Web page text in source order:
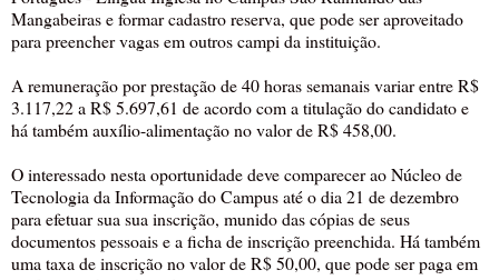
Mangabeiras e formar cadastro reserva, que pode ser aproveitado
para preencher vagas em outros campi da instituição.
A remuneração por prestação de 40 horas semanais variar entre R$
3.117,22 a R$ 5.697,61 de acordo com a titulação do candidato e
há também auxílio-alimentação no valor de R$ 458,00.
O interessado nesta oportunidade deve comparecer ao Núcleo de
Tecnologia da Informação do Campus até o dia 21 de dezembro
para efetuar sua sua inscrição, munido das cópias de seus
documentos pessoais e a ficha de inscrição preenchida. Há também
uma taxa de inscrição no valor de R$ 50,00, que pode ser paga em